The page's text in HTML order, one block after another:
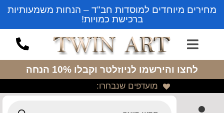
מחירים מיוחדים למוסדות חב"ד – הנחות משמעותיות
ברכישת כמויות!
לחצו והירשמו לניוזלטר וקבלו 10% הנחה
מועדפים שנבחרו: